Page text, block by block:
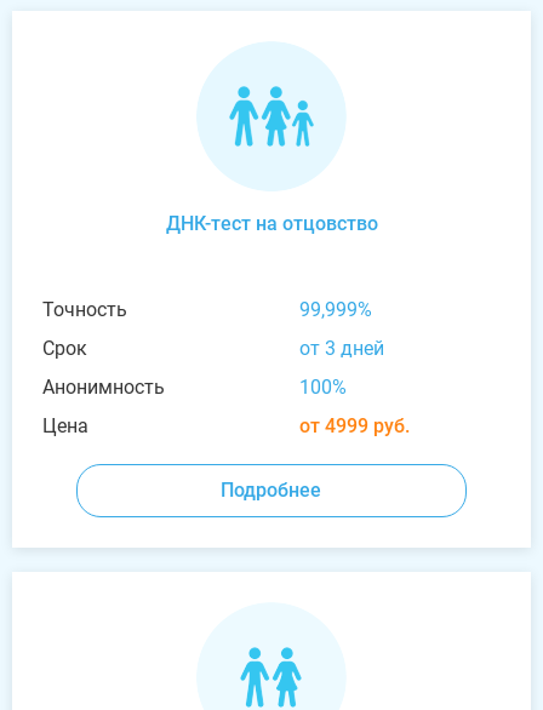
ДНК-тест на отцовство
Точность
99,999%
Срок
от 3 дней
Анонимность
100%
Цена
от 4999 руб.
Подробнее